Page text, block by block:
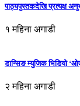
पाठ्यपुस्तकदेखि प्रत्यक्ष
१ महिना अगाडी
डान्सिङ म्युजिक भिडियो
२ महिना अगाडी